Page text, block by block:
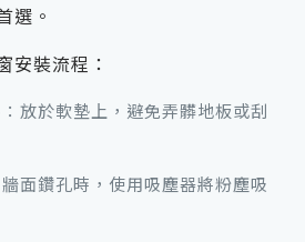
選。
安裝流程：
放於軟墊上，避免弄髒地板或刮
面鑽孔時，使用吸塵器將粉塵吸